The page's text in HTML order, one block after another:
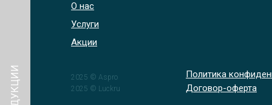
О нас
Услуги
Акции
2025 © Aspro
2025 © Luckru
Политика
Договор-оферта